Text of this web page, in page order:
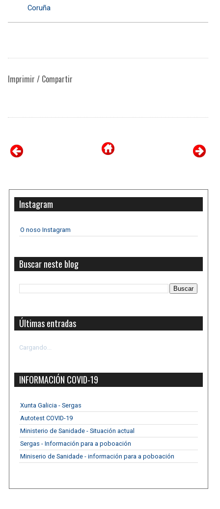
Coruña
Imprimir / Compartir
Instagram
O noso Instagram
Buscar neste blog
Últimas entradas
Cargando...
INFORMACIÓN COVID-19
Xunta Galicia - Sergas
Autotest COVID-19
Ministerio de Sanidade - Situación actual
Sergas - Información para a poboación
Miniserio de Sanidade - información para a poboación